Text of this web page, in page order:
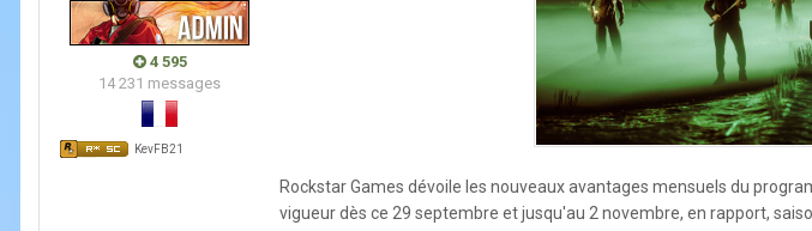
4 595
14 231 messages
KevFB21
Rockstar Games dévoile les nouveaux avantages mensuels du
vigueur dès ce 29 septembre et jusqu'au 2 novembre, en rapport,